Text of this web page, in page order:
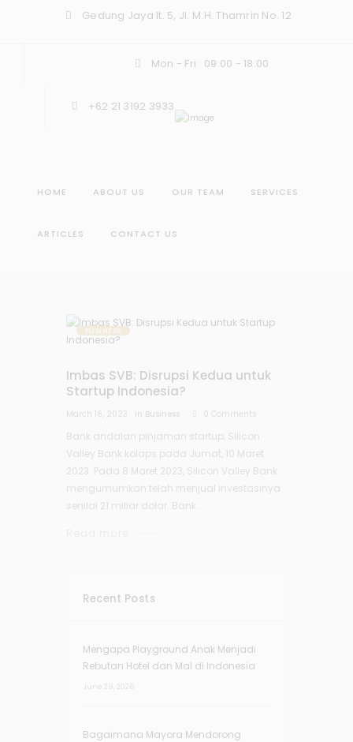
Gedung Jaya lt. 5, Jl. M.H. Thamrin No. 12
Mon - Fri : 09:00 - 18:00
+62 21 3192 3933
HOME ABOUT US OUR TEAM SERVICES
ARTICLES CONTACT US
BUSINESS
Imbas SVB: Disrupsi Kedua untuk
Startup Indonesia?
March 16, 2023 in Business 0 Comments
Bank andalan pinjaman startup, Silicon
Valley Bank kolaps pada Jumat, 10 Maret
2023. Pada 8 Maret 2023, Silicon Valley Bank
mengumumkan telah menjual investasinya
senilai 21 miliar dolar. Bank...
Recent Posts
Mengapa Playground Anak Menjadi
Rebutan Hotel dan Mal di Indonesia
June 29, 2026
Bagaimana Mayora Mendorong